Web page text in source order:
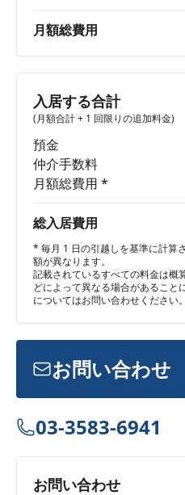
月額総費用
入居する合計
(月額合計 + 1 回限りの追加料金)
預金
仲介手数料
月額総費用 *
総入居費用
* 毎月 1 日の引越しを基準に計算
額が異なります。
記載されているすべての料金は概
どによって異なる場合があること
についてはお問い合わせください。
お問い合わせ
03-3583-6941
お問い合わせ